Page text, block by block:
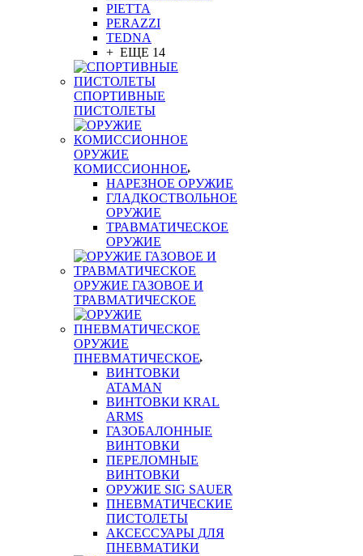
PIETTA
PERAZZI
TEDNA
+ ЕЩЕ 14
СПОРТИВНЫЕ
ПИСТОЛЕТЫ
ОРУЖИЕ
КОМИССИОННОЕ
НАРЕЗНОЕ ОРУЖИЕ
ГЛАДКОСТВОЛЬНОЕ
ОРУЖИЕ
ТРАВМАТИЧЕСКОЕ
ОРУЖИЕ
ОРУЖИЕ ГАЗОВОЕ И
ТРАВМАТИЧЕСКОЕ
ОРУЖИЕ
ПНЕВМАТИЧЕСКОЕ
ВИНТОВКИ
ATAMAN
ВИНТОВКИ KRAL
ARMS
ГАЗОБАЛОННЫЕ
ВИНТОВКИ
ПЕРЕЛОМНЫЕ
ВИНТОВКИ
ОРУЖИЕ SIG SAUER
ПНЕВМАТИЧЕСКИЕ
ПИСТОЛЕТЫ
АКСЕССУАРЫ ДЛЯ
ПНЕВМАТИКИ